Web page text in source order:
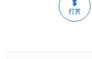
打赏